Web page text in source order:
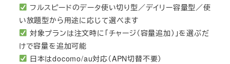
フルスピードのデータ使い切り型／デイリー容量型／使
い放題型から用途に応じて選べます
対象プランは注文時に「チャージ（容量追加）」を選ぶだ
けで容量を追加可能
日本はdocomo/au対応（APN切替不要）